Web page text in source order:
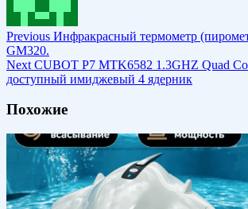
Previous Инфракрасный термометр
GM320.
Next CUBOT P7 MTK6582 1.3GHZ Quad
доступный имиджевый 4 ядерник
Похожие